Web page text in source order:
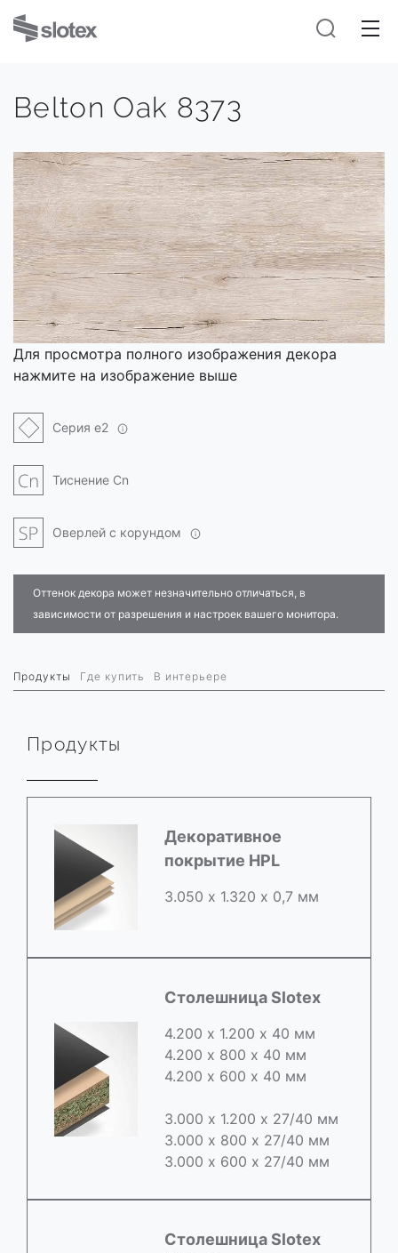
Belton Oak 8373
Для просмотра полного изображения декора
нажмите на изображение выше
Серия e2
Тиснение Cn
Оверлей с корундом
Оттенок декора может незначительно отличаться, в
зависимости от разрешения и настроек вашего монитора.
Продукты Где купить В интерьере
Продукты
Декоративное
покрытие HPL
3.050 х 1.320 х 0,7 мм
Столешница Slotex
4.200 х 1.200 х 40 мм
4.200 х 800 х 40 мм
4.200 х 600 х 40 мм
3.000 х 1.200 х 27/40 мм
3.000 х 800 х 27/40 мм
3.000 х 600 х 27/40 мм
Cтолешница Slotex